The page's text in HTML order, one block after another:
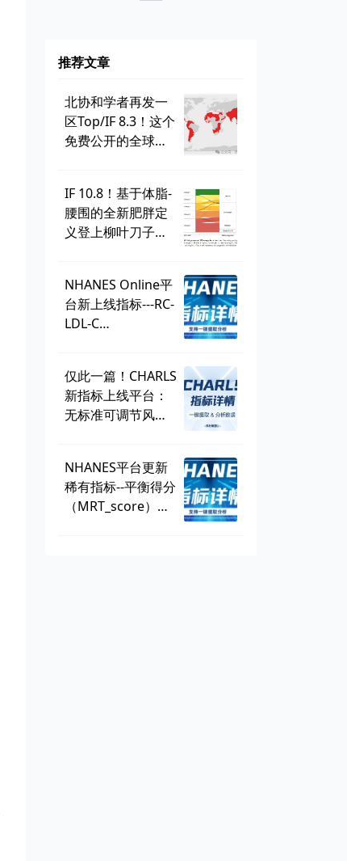
推荐文章
北协和学者再发一
区Top/IF 8.3！这个
免费公开的全球学
IF 10.8！基于体脂-
腰围的全新肥胖定
义登上柳叶刀子
总
NHANES Online平
台新上线指标---RC-
LDL-C
仅此一篇！CHARLS
新指标上线平台：
无标准可调节风险
NHANES平台更新
稀有指标--平衡得分
（MRT_score），